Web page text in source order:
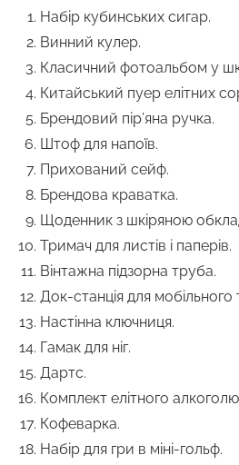
Набір кубинських сигар.
Винний кулер.
Класичний фотоальбом у
Китайський пуер елітних
Брендовий пір’яна ручка.
Штоф для напоїв.
Прихований сейф.
Брендова краватка.
Щоденник з шкіряною
Тримач для листів і паперів.
Вінтажна підзорна труба.
Док-станція для мобільного
Настінна ключниця.
Гамак для ніг.
Дартс.
Комплект елітного
Кофеварка.
Набір для гри в міні-гольф.